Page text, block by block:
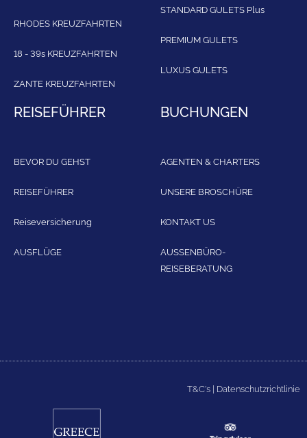
RHODES KREUZFAHRTEN
18 - 39s KREUZFAHRTEN
ZANTE KREUZFAHRTEN
STANDARD GULETS Plus
PREMIUM GULETS
LUXUS GULETS
REISEFÜHRER
BEVOR DU GEHST
REISEFÜHRER
Reiseversicherung
AUSFLÜGE
BUCHUNGEN
AGENTEN & CHARTERS
UNSERE BROSCHÜRE
KONTAKT US
AUSSENBÜRO-
REISEBERATUNG
T&C's | Datenschutzrichtlinie